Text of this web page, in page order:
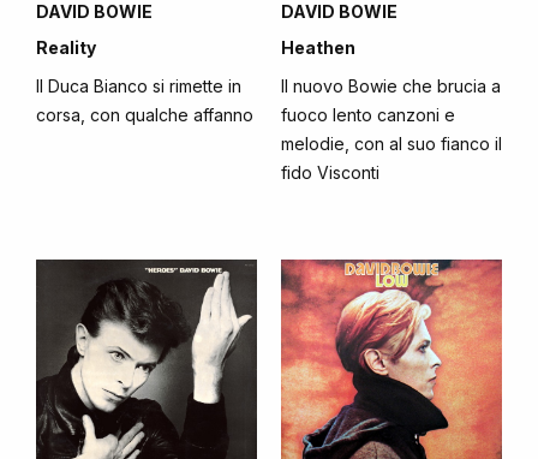
DAVID BOWIE
Reality
Il Duca Bianco si rimette in
corsa, con qualche affanno
DAVID BOWIE
Heathen
Il nuovo Bowie che brucia a
fuoco lento canzoni e
melodie, con al suo fianco il
fido Visconti